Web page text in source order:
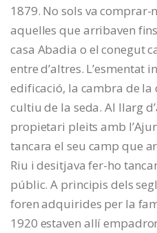
1879. No sols va comprar-
aquelles que arribaven
casa Abadia o el conegut
entre d’altres.
edificació, la cambra de
cultiu de la seda. Al llarg
propietari pleits amb
tancara el seu camp que
Riu i desitjava fer-ho
públic. A principis dels
foren adquirides per la
1920 estaven allí